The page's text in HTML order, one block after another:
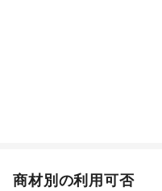
商材別の利用可否